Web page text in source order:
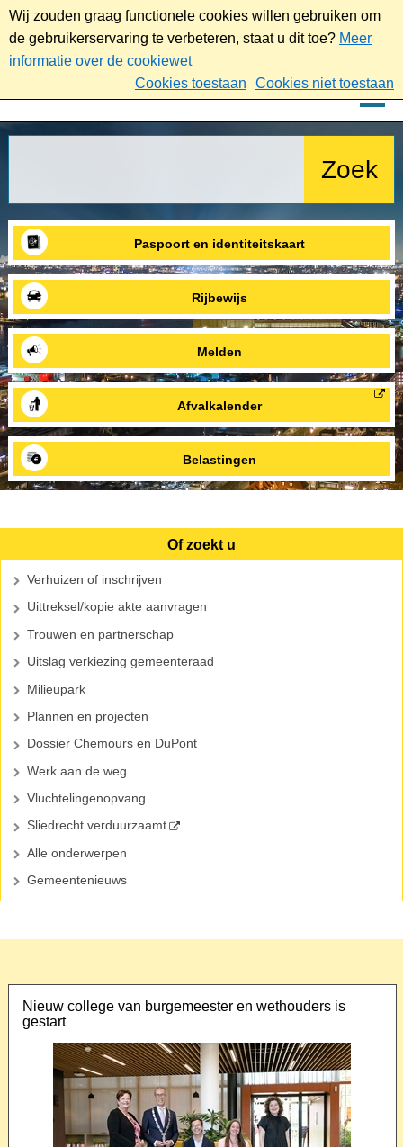
Wij zouden graag functionele cookies willen gebruiken om
de gebruikerservaring te verbeteren, staat u dit toe? Meer
informatie over de cookiewet
Cookies toestaan
Cookies niet toestaan
Paspoort en identiteitskaart
Rijbewijs
Melden
Afvalkalender
Belastingen
Of zoekt u
Verhuizen of inschrijven
Uittreksel/kopie akte aanvragen
Trouwen en partnerschap
Uitslag verkiezing gemeenteraad
Milieupark
Plannen en projecten
Dossier Chemours en DuPont
Werk aan de weg
Vluchtelingenopvang
Sliedrecht verduurzaamt
Alle onderwerpen
Gemeentenieuws
Nieuw college van burgemeester en wethouders is
gestart